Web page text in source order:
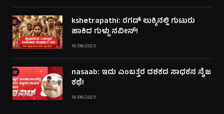
kshetrapathi: ರಗಡ್ ಲುಕ್ಕಿನಲ್ಲಿ ಗುಟುರು
ಹಾಕಿದ ಗುಳ್ಟು ನವೀನ್!
18/06/2023
nasaab: ಇದು ಎಂಬತ್ತರ ದಶಕದ ಸಾಧಕನ ನೈಜ
ಕಥೆ!
18/06/2023